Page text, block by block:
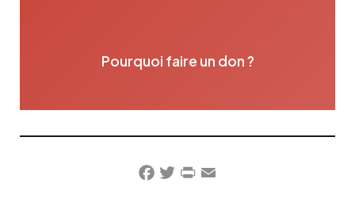
Pourquoi faire un don ?
Facebook
TwitterPrintFriendly
Email